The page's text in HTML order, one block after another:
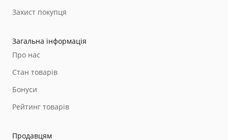
Захист покупця
Загальна інформація
Про нас
Стан товарів
Бонуси
Рейтинг товарів
Продавцям